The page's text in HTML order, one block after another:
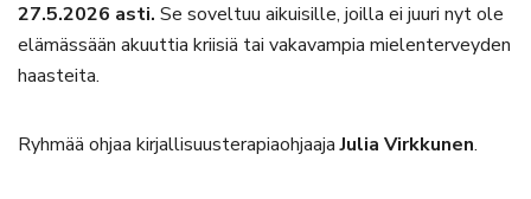
27.5.2026 asti. Se soveltuu aikuisille, joilla ei juuri nyt ole
elämässään akuuttia kriisiä tai vakavampia mielenterveyden
haasteita.
Ryhmää ohjaa kirjallisuusterapiaohjaajaJulia Virkkunen.